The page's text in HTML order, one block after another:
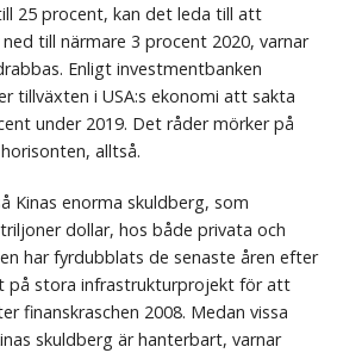
25 procent, kan det leda till att
till närmare 3 procent 2020, varnar
Enligt investmentbanken
tillväxten i USA:s ekonomi att sakta
under 2019. Det råder mörker på
alltså.
Kinas enorma skuldberg, som
dollar, hos både privata och
har fyrdubblats de senaste åren efter
på stora infrastrukturprojekt för att
finanskraschen 2008. Medan vissa
skuldberg är hanterbart, varnar